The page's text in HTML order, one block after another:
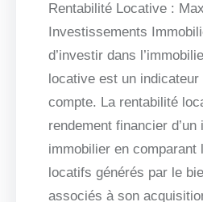
Rentabilité Locative :
Investissements
d’investir dans
locative est un
compte. La rentabilité
rendement financier
immobilier en comparant
locatifs générés par le
associés à son